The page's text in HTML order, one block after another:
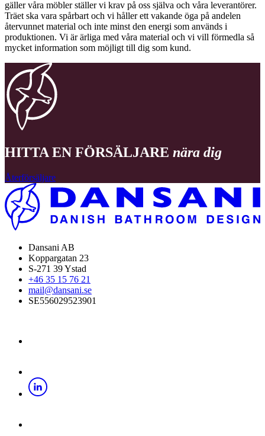
gäller våra möbler ställer vi krav på oss själva och våra leverantörer.
Träet ska vara spårbart och vi håller ett vakande öga på andelen
återvunnet material och inte minst den energi som används i
produktionen. Vi är ärliga med våra material och vi vill förmedla så
mycket information som möjligt till dig som kund.
HITTA EN FÖRSÄLJARE nära dig
Återförsäljare
Dansani AB
Koppargatan 23
S-271 39 Ystad
+46 35 15 76 21
mail@dansani.se
SE556029523901